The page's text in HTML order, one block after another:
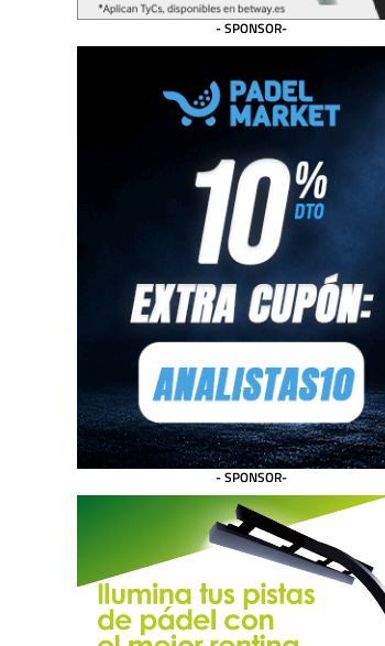
- SPONSOR-
- SPONSOR-